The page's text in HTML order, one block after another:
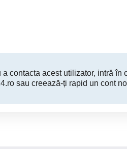
a contacta acest utilizator, intră în
sau creează-ți rapid un cont